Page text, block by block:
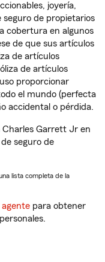
joyería,
seguro de propietarios
cobertura en algunos
de que sus artículos
de artículos
de artículos
proporcionar
el mundo (perfecta
accidental o pérdida.
Charles Garrett Jr en
seguro de
lista completa de la
para obtener